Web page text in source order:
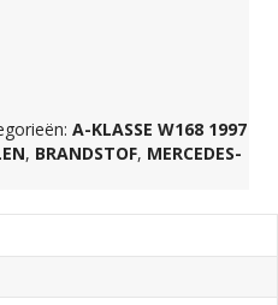
A-KLASSE W168 1997
, BRANDSTOF, MERCEDES-